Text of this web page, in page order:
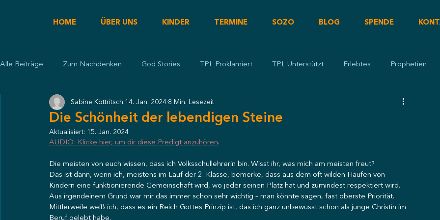
HOME ÜBER UNS KINDER TERMINE SOZO BLOG SPENDE
Alle Beiträge Zum Nachdenken God Stories TPL Proklamiert TPL Unterstützt Erlebtes Prophetien
Die Schönheit der lebendigen Steine
Sabine Köttritsch 14. Jan. 2024 8 Min. Lesezeit
Aktualisiert: 15. Jan. 2024
AUDIO: Klicke hier, um dir diese Predigt anzuhören.
Die meisten von euch wissen, dass ich Volksschullehrerin bin. Wisst ihr, was mich am meisten freut?
Das ist dann, wenn ich, meistens im Lauf der 2. Klasse, bemerke, dass aus dem oft wilden Haufen von
Kindern eine funktionierende Gemeinschaft wird, wo jeder seinen Platz hat und zumindest respektiert wird.
Aus irgendeinem Grund war mir das immer schon sehr wichtig – man könnte sagen, fast oberste Priorität.
Mittlerweile weiß ich, dass es ein Reich Gottes Prinzip ist, das ich ganz unbewusst schon als junge Christin im
Beruf gelebt habe.